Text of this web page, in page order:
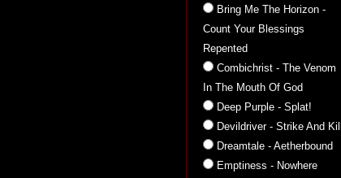
Bring Me The Horizon -
Count Your Blessings
Repented
Combichrist - The Venom
In The Mouth Of God
Deep Purple - Splat!
Devildriver - Strike And Kill
Dreamtale - Aetherbound
Emptiness - Nowhere